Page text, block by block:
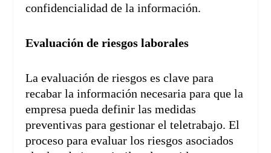
confidencialidad de la información.
Evaluación de riesgos laborales
La evaluación de riesgos es clave para
recabar la información necesaria para que la
empresa pueda definir las medidas
preventivas para gestionar el teletrabajo. El
proceso para evaluar los riesgos asociados